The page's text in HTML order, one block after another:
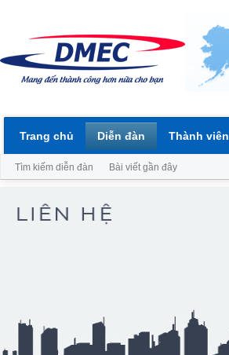
Trang chủ Diễn đàn
Tìm kiếm diễn đàn Bài viết gần đây
Thành viên